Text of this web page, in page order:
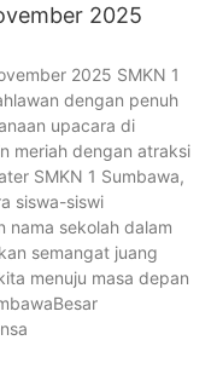
2025
2025 SMKN 1
dengan penuh
upacara di
meriah dengan atraksi
SMKN 1 Sumbawa,
siswa-siswi
nama sekolah dalam
semangat juang
menuju masa depan